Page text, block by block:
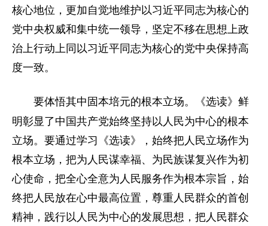
核心地位，更加自觉地维护以习近平同志为核心的
党中央权威和集中统一领导，坚定不移在思想上政
治上行动上同以习近平同志为核心的党中央保持高
度一致。
要体悟其中固本培元的根本立场。
《选读》鲜
明彰显了中国共产党始终坚持以人民为中心的根本
立场。要通过学习《选读》，始终把人民立场作为
根本立场，把为人民谋幸福、为民族谋复兴作为初
心使命，把全心全意为人民服务作为根本宗旨，始
终把人民放在心中最高位置，尊重人民群众的首创
精神，践行以人民为中心的发展思想，把人民群众